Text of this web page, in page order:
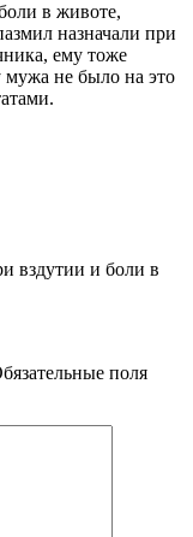
в животе,
назначали при
ему тоже
не было на это
вздутии и боли в
поля